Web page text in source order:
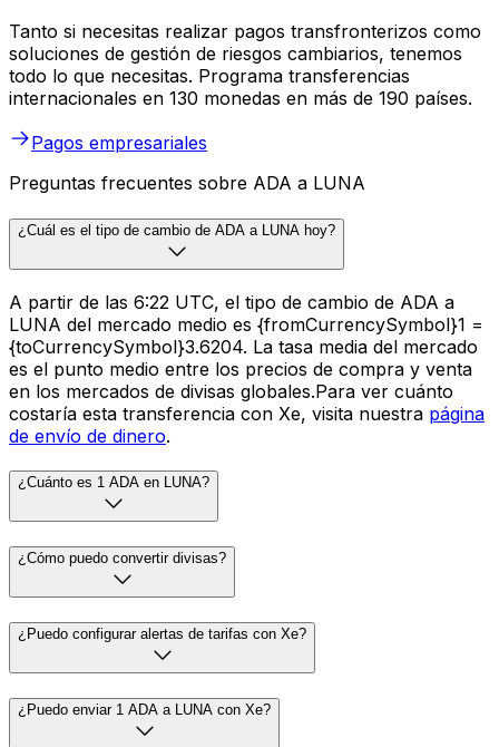
Tanto si necesitas realizar pagos transfronterizos como
soluciones de gestión de riesgos cambiarios, tenemos
todo lo que necesitas. Programa transferencias
internacionales en 130 monedas en más de 190 países.
Pagos empresariales
Preguntas frecuentes sobre ADA a LUNA
¿Cuál es el tipo de cambio de ADA a LUNA hoy?
A partir de las 6:22 UTC, el tipo de cambio de ADA a
LUNA del mercado medio es {fromCurrencySymbol}1 =
{toCurrencySymbol}3.6204. La tasa media del mercado
es el punto medio entre los precios de compra y venta
en los mercados de divisas globales.Para ver cuánto
costaría esta transferencia con Xe, visita nuestra página
de envío de dinero.
¿Cuánto es 1 ADA en LUNA?
¿Cómo puedo convertir divisas?
¿Puedo configurar alertas de tarifas con Xe?
¿Puedo enviar 1 ADA a LUNA con Xe?